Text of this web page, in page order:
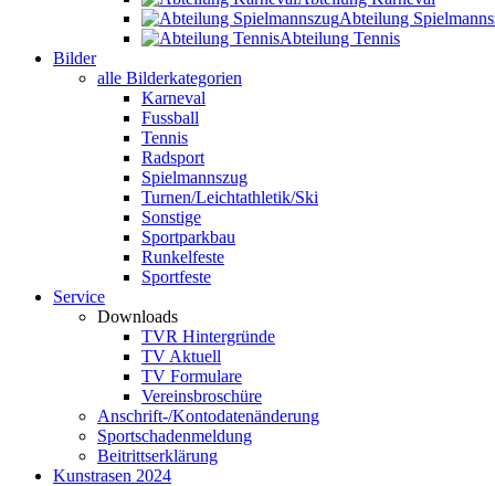
Abteilung
Abteilung Tennis
Bilder
alle Bilderkategorien
Karneval
Fussball
Tennis
Radsport
Spielmannszug
Turnen/Leichtathletik/Ski
Sonstige
Sportparkbau
Runkelfeste
Sportfeste
Service
Downloads
TVR Hintergründe
TV Aktuell
TV Formulare
Vereinsbroschüre
Anschrift-/Kontodatenänderung
Sportschadenmeldung
Beitrittserklärung
Kunstrasen 2024